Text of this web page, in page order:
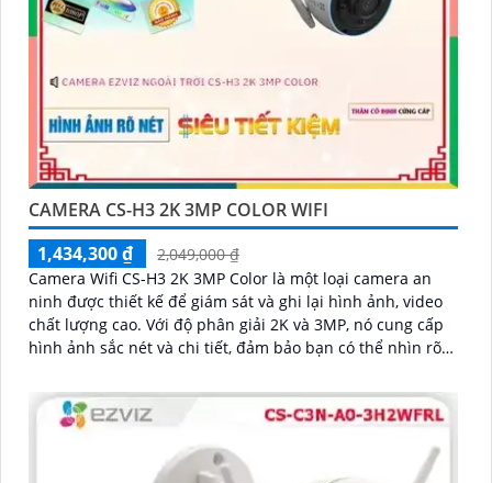
CAMERA CS-H3 2K 3MP COLOR WIFI
1,434,300 ₫
2,049,000 ₫
Camera Wifi CS-H3 2K 3MP Color là một loại camera an
ninh được thiết kế để giám sát và ghi lại hình ảnh, video
chất lượng cao. Với độ phân giải 2K và 3MP, nó cung cấp
hình ảnh sắc nét và chi tiết, đảm bảo bạn có thể nhìn rõ